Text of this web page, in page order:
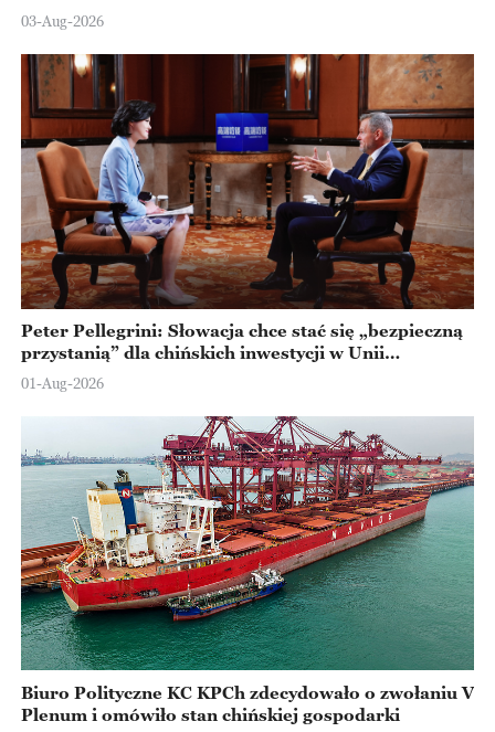
Ningbo
03-Aug-2026
Peter Pellegrini: Słowacja chce stać się „bezpieczną
przystanią” dla chińskich inwestycji w Unii
Europejskiej
01-Aug-2026
Biuro Polityczne KC KPCh zdecydowało o zwołaniu V
Plenum i omówiło stan chińskiej gospodarki